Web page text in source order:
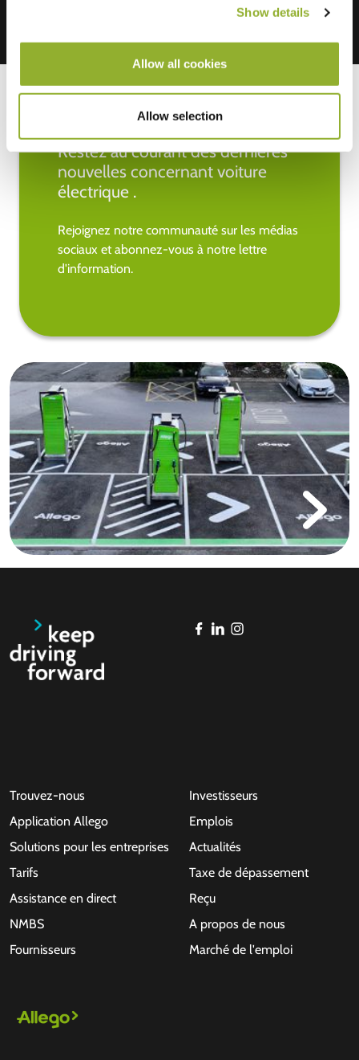
Show details
Allow all cookies
Allow selection
Restez au courant des dernières
nouvelles concernant voiture
électrique .
Rejoignez notre communauté sur les médias
sociaux et abonnez-vous à notre lettre
d'information.
Trouvez-nous
Application Allego
Solutions pour les entreprises
Tarifs
Assistance en direct
NMBS
Fournisseurs
Investisseurs
Emplois
Actualités
Taxe de dépassement
Reçu
A propos de nous
Marché de l'emploi